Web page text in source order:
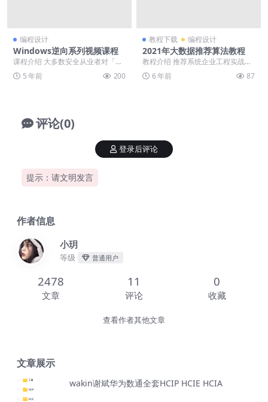
编程设计
Windows逆向系列视频课程
课程介绍 大多数安全从业者对「W
eb安全工程师」比较熟悉，但是对
「Windows...
5 年前 200
教程下载 编程设计
2021年大数据推荐算法教程
教程介绍 推荐系统企业工程实战项
目作为大数据基础应用的延伸，构
建于用户画像项目之...
6 年前 87
评论(0)
提示：请文明发言
登录后评论
作者信息
小玥
等级 普通用户
2478
文章
11
评论
0
收藏
查看作者其他文章
文章展示
wakin谢斌华为数通全套HCIP HCIE HCIA